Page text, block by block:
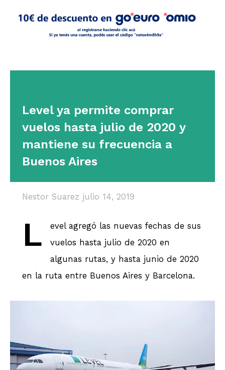
Level ya permite comprar
vuelos hasta julio de 2020 y
mantiene su frecuencia a
Buenos Aires
Nestor Suarez julio 14, 2019
L
evel agregó las nuevas fechas de sus
vuelos hasta julio de 2020 en
algunas rutas, y hasta junio de 2020
en la ruta entre Buenos Aires y Barcelona.